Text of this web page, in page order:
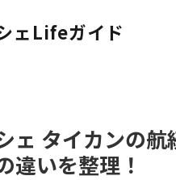
ェLifeガイド
ェ タイカンの
違いを整理！